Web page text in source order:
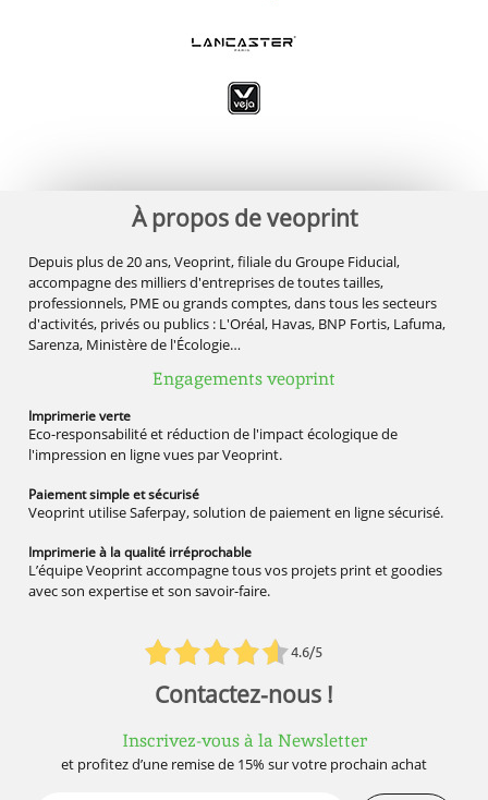
À propos de veoprint
Depuis plus de 20 ans, Veoprint, filiale du Groupe Fiducial,
accompagne des milliers d'entreprises de toutes tailles,
professionnels, PME ou grands comptes, dans tous les secteurs
d'activités, privés ou publics : L'Oréal, Havas, BNP Fortis, Lafuma,
Sarenza, Ministère de l'Écologie…
Engagements veoprint
4.6/5
Imprimerieverte
Eco-responsabilité et réduction de l'impact écologique de
l'impression en ligne vues par Veoprint.
Paiement simpleet sécurisé
Veoprint utilise Saferpay, solution de paiement en ligne sécurisé.
Imprimerie à la qualité irréprochable
L’équipe Veoprint accompagne tous vos projets print et goodies
avec son expertise et son savoir-faire.
Contactez-nous !
Inscrivez-vous à la Newsletter
et profitez d’une remise de 15% sur votre prochain achat